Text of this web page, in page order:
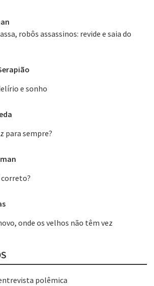
robôs assassinos: revide e saia do
e sonho
para sempre?
onde os velhos não têm vez
polêmica